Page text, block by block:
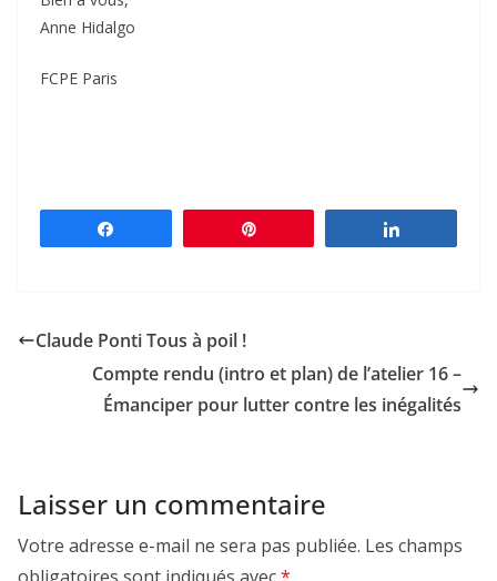
Anne Hidalgo
FCPE Paris
Claude Ponti Tous à poil !
Compte rendu (intro et plan) de l’atelier 16 –
Émanciper pour lutter contre les inégalités
Laisser un commentaire
Votre adresse e-mail ne sera pas publiée. Les champs